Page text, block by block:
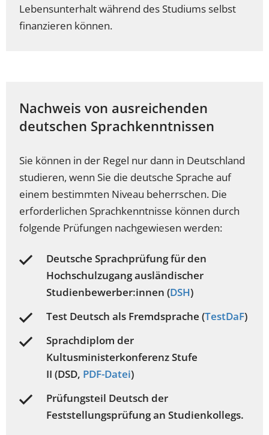
Lebensunterhalt während des Studiums selbst
finanzieren können.
Nachweis von ausreichenden
deutschen Sprachkenntnissen
Sie können in der Regel nur dann in Deutschland
studieren, wenn Sie die deutsche Sprache auf
einem bestimmten Niveau beherrschen. Die
erforderlichen Sprachkenntnisse können durch
folgende Prüfungen nachgewiesen werden:
Deutsche Sprachprüfung für den
Hochschulzugang ausländischer
Studienbewerber:innen (DSH)
Test Deutsch als Fremdsprache (TestDaF)
Sprachdiplom der
Kultusministerkonferenz Stufe
II (DSD, PDF-Datei)
Prüfungsteil Deutsch der
Feststellungsprüfung an Studienkollegs.